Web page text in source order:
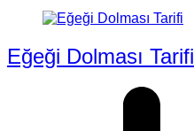
Eğeği Dolması Tarifi